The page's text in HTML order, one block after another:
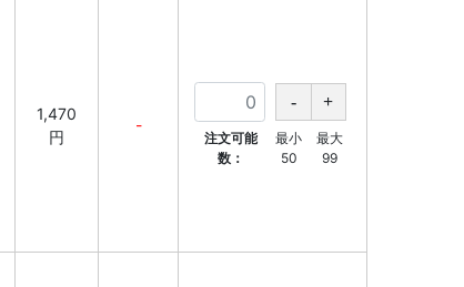
1,470
円
-
注文可能
数：
最小
50
最大
99